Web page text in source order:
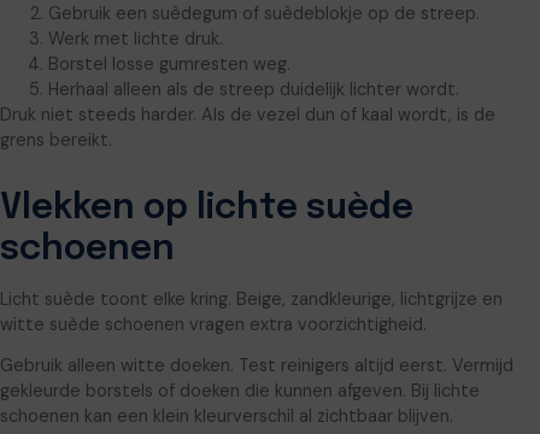
Gebruik een suèdegum of suèdeblokje op de streep.
Werk met lichte druk.
Borstel losse gumresten weg.
Herhaal alleen als de streep duidelijk lichter wordt.
Druk niet steeds harder. Als de vezel dun of kaal wordt, is de
grens bereikt.
Vlekken op lichte suède
schoenen
Licht suède toont elke kring. Beige, zandkleurige, lichtgrijze en
witte suède schoenen vragen extra voorzichtigheid.
Gebruik alleen witte doeken. Test reinigers altijd eerst. Vermijd
gekleurde borstels of doeken die kunnen afgeven. Bij lichte
schoenen kan een klein kleurverschil al zichtbaar blijven.